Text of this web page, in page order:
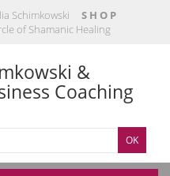
Schimkowski
S H O P
of Shamanic Healing
&
Coaching